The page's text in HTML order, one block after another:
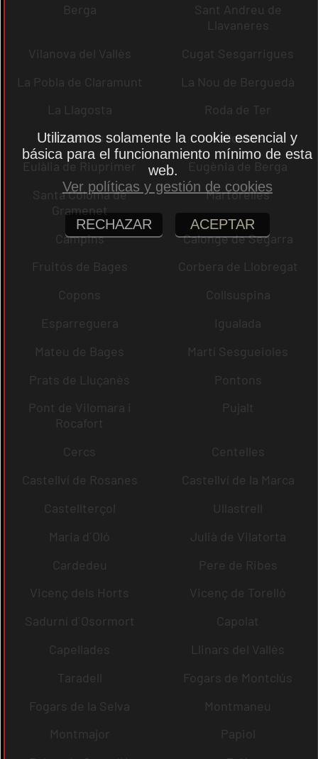
Berga
Sant Andreu de
Llavaneres
Vilanova del Vallès
Cugat Sesgarrigues
La Pobla de Claramunt
La Nou de Berguedà
La Llagosta
Roda de Ter
Cubelles
Vallcebre
Eulàlia de Riuprimer
Eugènia de Berga
Santa Coloma de
Gramenet
Martorelles
Campins
Calonge de Segarra
Fruitós de Bages
Corbera de Llobregat
Copons
Collsuspina
Esparreguera
Igualada
Mateu de Bages
Martí Sesgueioles
Prats de Lluçanès
Pontons
Pont de Vilomara i
Rocafort
Pujalt
Cercs
Centelles
Castellví de Rosanes
Castellví de la Marca
Castellterçol
Ullastrell
Maria d´Oló
Julià de Vilatorta
Cardedeu
Pere de Ribes
Vicenç dels Horts
Vicenç de Torelló
Sadurní d´Osormort
Capolat
Capellades
Llinars del Vallès
Taradell
Fogars de Montclús
Fogars de la Selva
Montmaneu
Montmajor
Papiol
Utilizamos solamente la cookie esencial y
básica para el funcionamiento mínimo de esta
web.
Ver políticas y gestión de cookies
RECHAZAR ACEPTAR